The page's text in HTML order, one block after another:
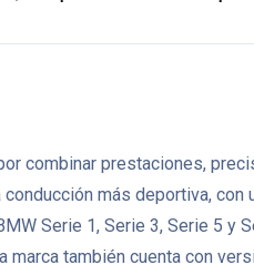
combinar prestaciones,
más deportiva,
Serie 1, Serie 3, Serie 5
marca también cuenta con